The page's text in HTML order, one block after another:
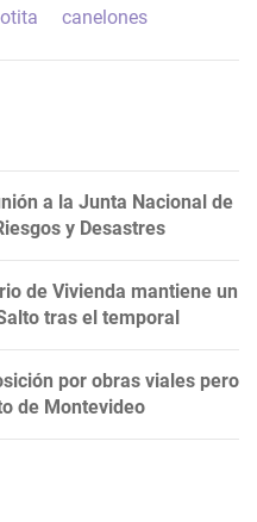
canelones
a la Junta Nacional de
y Desastres
de Vivienda mantiene un
tras el temporal
por obras viales pero
de Montevideo